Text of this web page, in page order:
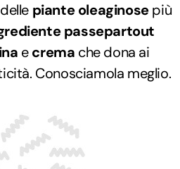
piante oleaginosepiù
passepartout
ecrema che dona ai
Conosciamola meglio.